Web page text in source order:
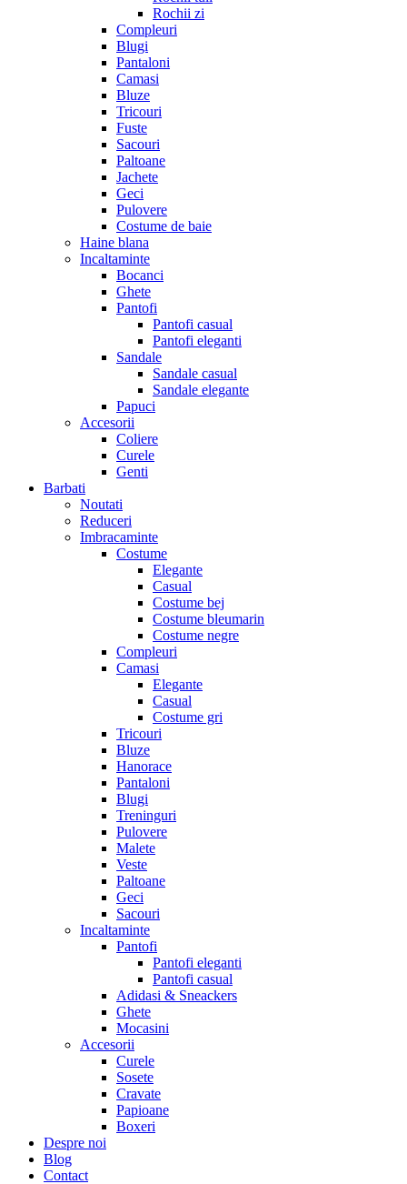
Rochii zi
Compleuri
Blugi
Pantaloni
Camasi
Bluze
Tricouri
Fuste
Sacouri
Paltoane
Jachete
Geci
Pulovere
Costume de baie
Haine blana
Incaltaminte
Bocanci
Ghete
Pantofi
Pantofi casual
Pantofi eleganti
Sandale
Sandale casual
Sandale elegante
Papuci
Accesorii
Coliere
Curele
Genti
Barbati
Noutati
Reduceri
Imbracaminte
Costume
Elegante
Casual
Costume bej
Costume bleumarin
Costume negre
Compleuri
Camasi
Elegante
Casual
Costume gri
Tricouri
Bluze
Hanorace
Pantaloni
Blugi
Treninguri
Pulovere
Malete
Veste
Paltoane
Geci
Sacouri
Incaltaminte
Pantofi
Pantofi eleganti
Pantofi casual
Adidasi & Sneackers
Ghete
Mocasini
Accesorii
Curele
Sosete
Cravate
Papioane
Boxeri
Despre noi
Blog
Contact